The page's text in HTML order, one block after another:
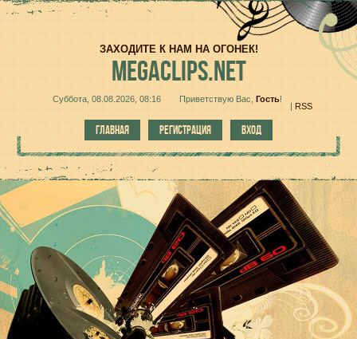
ЗАХОДИТЕ К НАМ НА ОГОНЕК!
MEGACLIPS.NET
Суббота, 08.08.2026, 08:16 Приветствую Вас Гость!
|RSS
ГЛАВНАЯ РЕГИСТРАЦИЯ ВХОД